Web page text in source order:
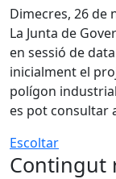
Dimecres, 26 de
La Junta de
en sessió de
inicialment el
polígon
es pot consultar
Escoltar
Contingut